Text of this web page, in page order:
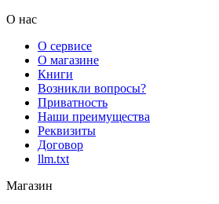
О нас
О сервисе
О магазине
Книги
Возникли вопросы?
Приватность
Наши преимущества
Реквизиты
Договор
llm.txt
Магазин